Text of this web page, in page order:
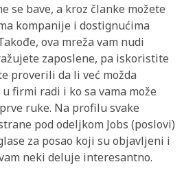
se bave, a kroz članke možete
kompanije i dostignućima
ova mreža vam nudi
zaposlene, pa iskoristite
proverili da li već možda
firmi radi i ko sa vama može
ruke. Na profilu svake
pod odeljkom Jobs (poslovi)
za posao koji su objavljeni i
neki deluje interesantno.